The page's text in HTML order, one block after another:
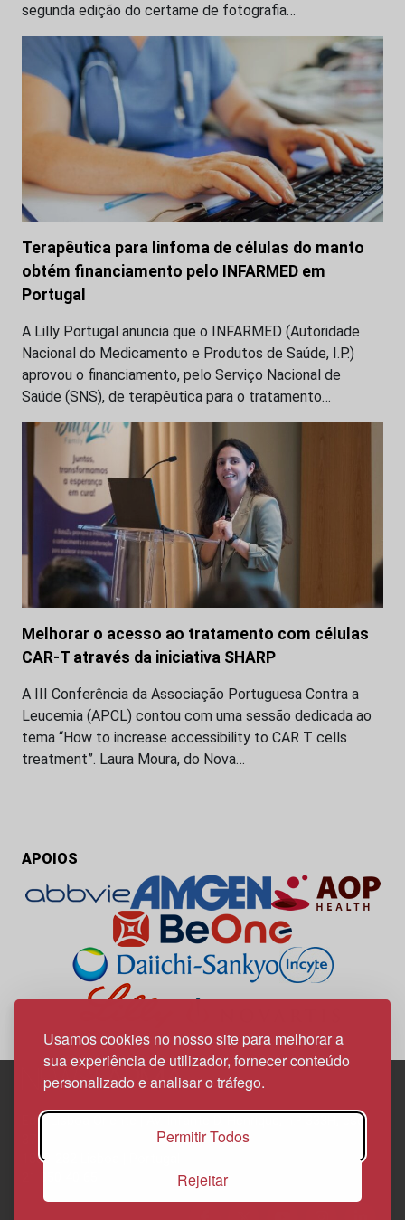
Usamos cookies no nosso site para melhorar a
sua experiência de utilizador, fornecer conteúdo
personalizado e analisar o tráfego.
Permitir Todos
Rejeitar
segunda edição do certame de fotografia…
Terapêutica para linfoma de células do manto
obtém financiamento pelo INFARMED em
Portugal
A Lilly Portugal anuncia que o INFARMED (Autoridade
Nacional do Medicamento e Produtos de Saúde, I.P.)
aprovou o financiamento, pelo Serviço Nacional de
Saúde (SNS), de terapêutica para o tratamento…
Melhorar o acesso ao tratamento com células
CAR-T através da iniciativa SHARP
A III Conferência da Associação Portuguesa Contra a
Leucemia (APCL) contou com uma sessão dedicada ao
tema “How to increase accessibility to CAR T cells
treatment”. Laura Moura, do Nova…
APOIOS
Edif. Lisboa Oriente | Av. Infante D. Henrique, n.º 333H, esc.
1800-282 Lisboa | Portugal